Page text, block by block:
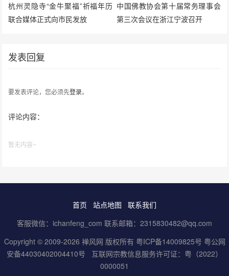
杭州灵隐寺“金牛聚福”祈福年历
联合媒体正式向市民发放
中国佛教协会第十届常务理事会
第三次会议在浙江宁波召开
发表回复
要发表评论，您必须先登录。
评论内容：
暂无内容~
首页 站点地图
联系我们
客服微信：ichanfeng_com 联系邮箱：2315830482@qq.com
Copyright © 2009-2026 禅风网 版权所有 粤ICP备14009825号 粤公网
安备44030402004410号
互联网宗教信息服务许可证：粤（2022）
0000051